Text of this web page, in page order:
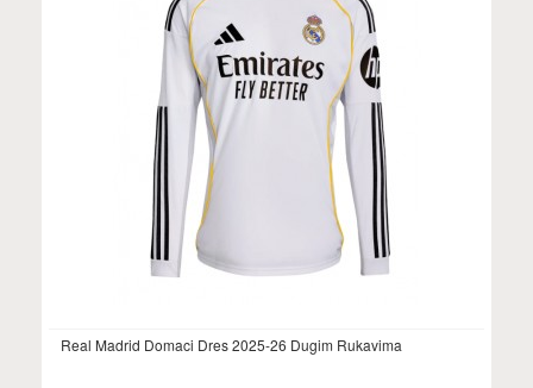
Real Madrid Domaci Dres 2025-26 Dugim Rukavima